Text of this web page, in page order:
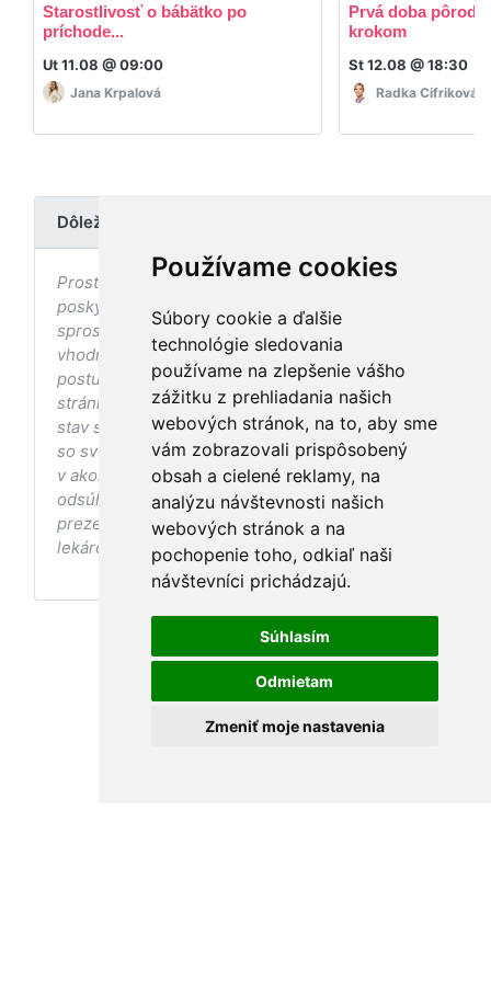
Používame cookies
Súbory cookie a ďalšie
technológie sledovania
používame na zlepšenie vášho
zážitku z prehliadania našich
webových stránok, na to, aby sme
vám zobrazovali prispôsobený
obsah a cielené reklamy, na
analýzu návštevnosti našich
webových stránok a na
pochopenie toho, odkiaľ naši
návštevníci prichádzajú.
Súhlasím
Odmietam
Zmeniť moje nastavenia
Starostlivosť o bábätko po
príchode...
Ut 11.08 @ 09:00
Jana Krpalová
Prvá doba
krokom
St 12.08 @ 18:30
Radka Cifriková
Dôležité upozornenie
Prostredníctvom stránky nedochádza k
poskytovaniu zdravotnej starostlivosti, ani k jej
sprostredkovaniu, ani k jej nahrádzaniu. O
vhodných postupoch v oblasti zdravia, vhodnosti
postupov a odporúčaní prezentovaných na
stránke s ohľadom na Váš zdravotný
stav sa pred ich aplikáciou vždy vopred poraďte
so svojím ošetrujúcim lekárom, a to najmä ak ste
v akomkoľvek štádiu tehotenstva. Bez
odsúhlasenia postupov a odporúčaní
prezentovaných na stránke Vaším ošetrujúcim
lekárom tieto postupy a odporúčania neaplikujte.